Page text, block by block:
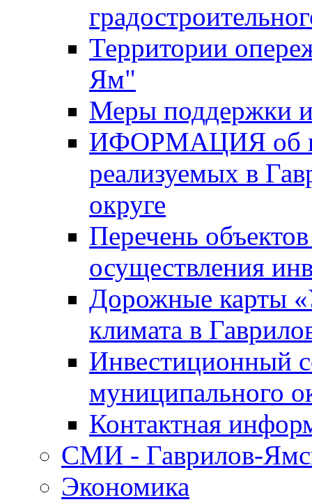
Территории
Ям"
Меры поддержки
ИФОРМАЦИЯ об
реализуемых в
округе
Перечень
осуществления
Дорожные карты
климата в
Инвестиционный
муниципального
Контактная
СМИ - Гаврилов-
Экономика